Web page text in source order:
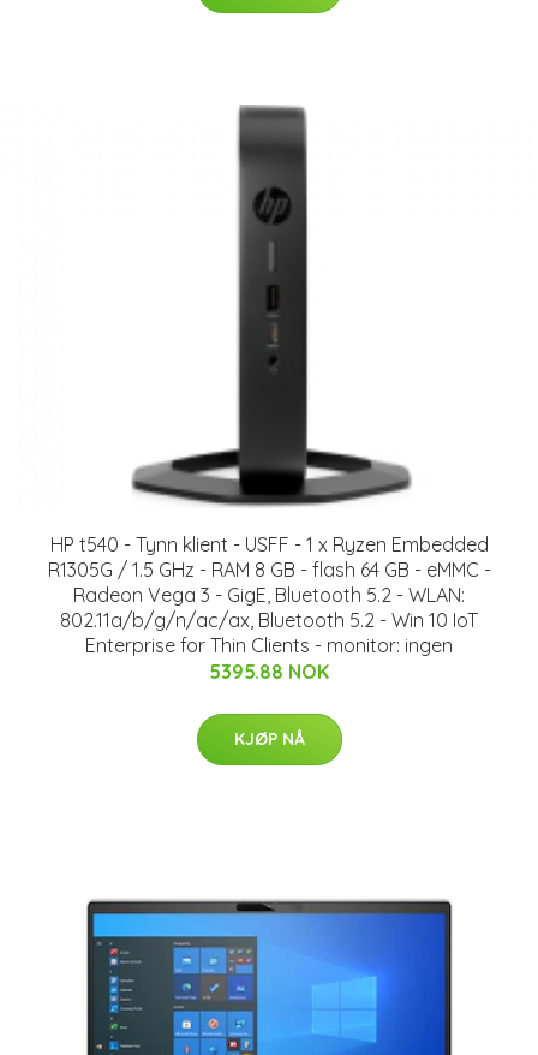
HP t540 - Tynn klient - USFF - 1 x Ryzen Embedded
R1305G / 1.5 GHz - RAM 8 GB - flash 64 GB - eMMC -
Radeon Vega 3 - GigE, Bluetooth 5.2 - WLAN:
802.11a/b/g/n/ac/ax, Bluetooth 5.2 - Win 10 IoT
Enterprise for Thin Clients - monitor: ingen
5395.88 NOK
KJØP NÅ